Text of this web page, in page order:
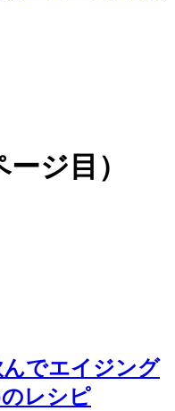
ジ目）
でエイジング
レシピ